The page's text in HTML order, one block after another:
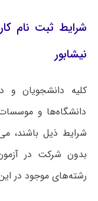
شرایط ثبت نام
نیشابور
کلیه دانشجویان و
دانشگاه‌ها و
شرایط ذیل باشند،
بدون شرکت در
رشته‌های موجود در